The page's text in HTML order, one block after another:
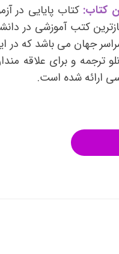
انتشارات قطره
انتشارات ققنوس
انتشارات مدرسان شریف
انتشارات ویرایش
کتاب: کتاب پایایی در
کتب آموزشی در
جهان می باشد که در
ترجمه و برای علاقه
ارائه شده است.